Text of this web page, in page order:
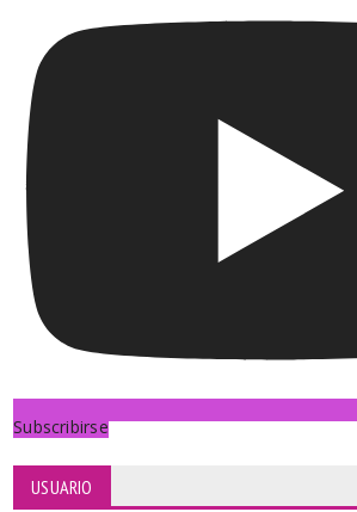
Subscribirse
USUARIO